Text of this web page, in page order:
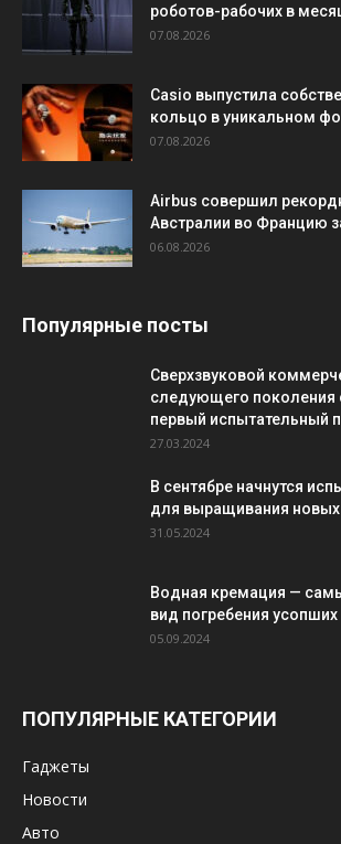
роботов-рабочих в
07.08.2026
Casio выпустила
кольцо в уникальном
07.08.2026
Airbus совершил
Австралии во Францию
06.08.2026
Популярные посты
Сверхзвуковой
следующего поколения
первый испытательный
27.03.2024
В сентябре начнутся
для выращивания новых
31.05.2024
Водная кремация —
вид погребения усопших
05.09.2024
ПОПУЛЯРНЫЕ КАТЕГОРИИ
Гаджеты
Новости
Авто